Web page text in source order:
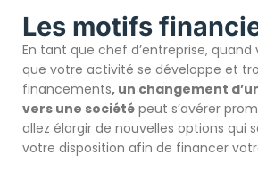
Les motifs
En tant que chef d’entreprise, quand
que votre activité se développe et
financements, un changement
vers une société peut s’avérer
allez élargir de nouvelles options qui
votre disposition afin de financer